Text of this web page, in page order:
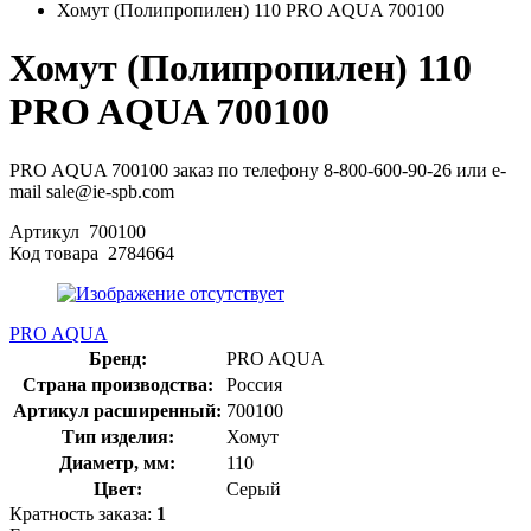
Хомут (Полипропилен) 110 PRO AQUA 700100
Хомут (Полипропилен) 110
PRO AQUA 700100
PRO AQUA 700100 заказ по телефону 8-800-600-90-26 или e-
mail sale@ie-spb.com
Артикул 700100
Код товара 2784664
PRO AQUA
Бренд:
PRO AQUA
Страна производства:
Россия
Артикул расширенный: 700100
Тип изделия:
Хомут
Диаметр, мм:
110
Цвет:
Серый
Кратность заказа: 1